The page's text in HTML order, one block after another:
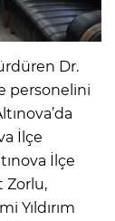
Dr.
personelini
İlçe
İlçe
Zorlu,
Yıldırım